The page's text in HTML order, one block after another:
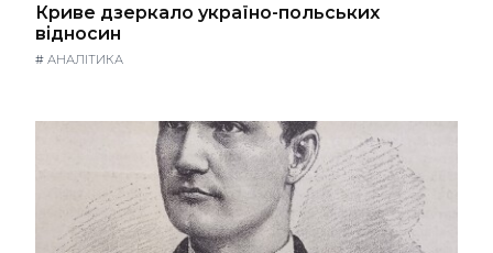
Криве дзеркало україно-польських
відносин
# АНАЛІТИКА